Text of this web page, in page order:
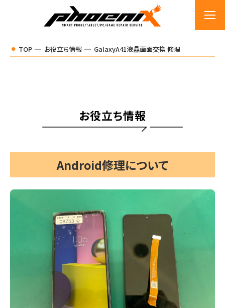
TOP お役立ち情報 GalaxyA41液晶画面交換 修理
お役立ち情報
Android修理について